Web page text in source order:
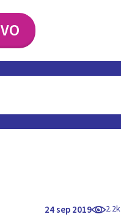
VO
24 sep 2019 2.2k